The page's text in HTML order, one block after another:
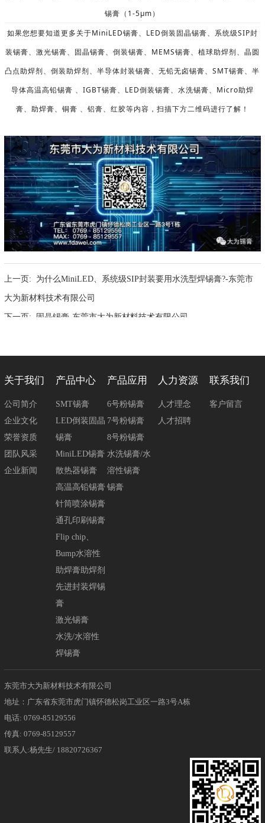
锡膏（1-5μm）
如果您想要知道更多关于MiniLED锡膏、LED倒装固晶锡膏、 系统级SIP封
装锡膏、 激光锡膏、 固晶锡膏、倒装锡膏、MEMS锡膏、 植球助焊剂、晶圆
凸点助焊剂、倒装助焊剂、半导体封装锡膏、无铅无卤锡膏、SMT锡膏、半
导体高温高铅锡膏 、IGBT锡膏、LED倒装锡膏、水洗锡膏、Micro助焊
膏、助焊膏、铜膏 、铝膏、红胶等内容，扫描下方二维码进行了解！
上一页: 为什么MiniLED、系统级SIP封装要用水洗型焊锡膏?-东莞市
大为新材料技术有限公司
下一页: 固晶锡膏-东莞市大为新材料技术有限公司
关于我们
公司简介
企业文化
荣誉资质
团队风采
企业新闻
产品中心
SMT锡膏
LED倒装固晶
锡膏
MiniLED锡膏
散热器锡膏
高温高铅锡膏
针筒喷涂锡膏
通孔印刷锡膏
Flip chip、
Bump水溶性
助焊膏助焊剂
先进封装焊锡
膏
激光锡膏
水洗/水溶性
焊锡膏
产品应用
6号粉锡膏
7号粉锡膏
8号粉锡膏
水洗锡膏/水
溶性锡膏
锡膏
人力资源
人才理念
人才招聘
联系我们
客户留言
东莞市大为新材料技术有限公司
地址：广东省东莞市虎门镇怀德松岗工业区一路3号A栋
电话: 0769-85129556
传真: 0769-85129557
联系人:杨先生/ 18820726367